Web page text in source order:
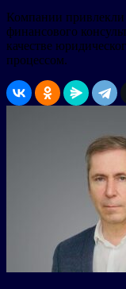
Компании привлекли
финансового
качестве
процессом.